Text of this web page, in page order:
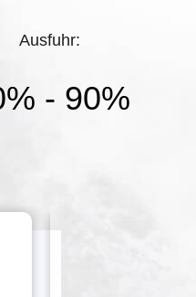
Ausfuhr:
- 90%